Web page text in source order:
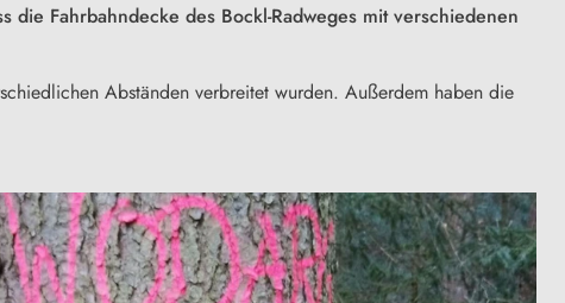
Fahrbahndecke des Bockl-Radweges mit verschiedenen
Abständen verbreitet wurden. Außerdem haben die